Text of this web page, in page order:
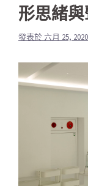
形思緒與
發表於六月 25, 2020